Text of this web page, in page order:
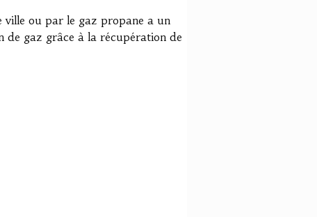
ville ou par le gaz propane a un
de gaz grâce à la récupération de